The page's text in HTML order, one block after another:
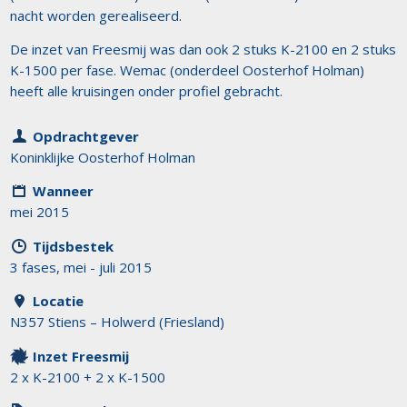
nacht worden gerealiseerd.
De inzet van Freesmij was dan ook 2 stuks K-2100 en 2 stuks
K-1500 per fase. Wemac (onderdeel Oosterhof Holman)
heeft alle kruisingen onder profiel gebracht.
Opdrachtgever
Koninklijke Oosterhof Holman
Wanneer
mei 2015
Tijdsbestek
3 fases, mei - juli 2015
Locatie
N357 Stiens – Holwerd (Friesland)
Inzet Freesmij
2 x K-2100 + 2 x K-1500